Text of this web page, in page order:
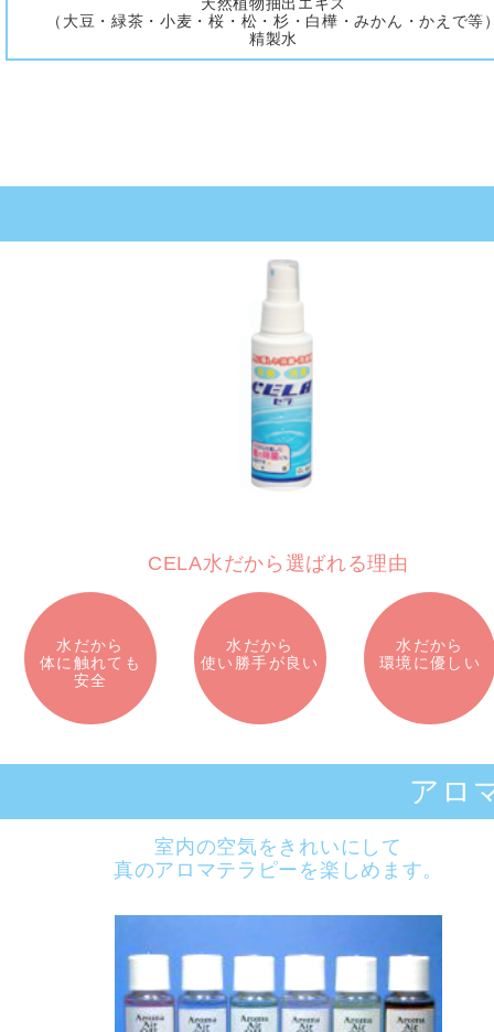
天然植物抽出エキス
（大豆・緑茶・小麦・桜・松・杉・白樺・みかん・かえで等
精製水
CELA水だから選ばれる理由
水だから
体に触れても
安全
水だから
使い勝手が良い
水だから
環境に優しい
アロ
室内の空気をきれいにして
真のアロマテラピーを楽しめます。